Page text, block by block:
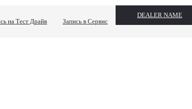
на Тест Драйв Запись в Сервис
DEALER NAME